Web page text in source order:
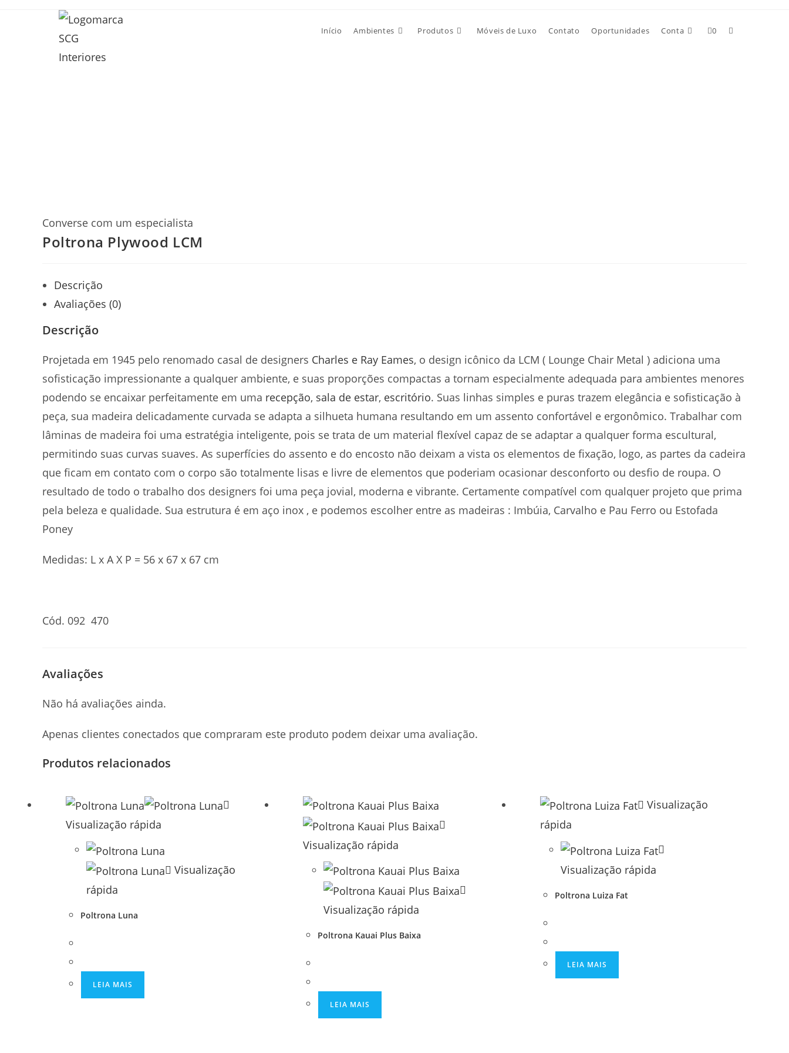
Início Ambientes Produtos Móveis de Luxo Contato Oportunidades Conta 0
Converse com um especialista
Poltrona Plywood LCM
Descrição
Avaliações (0)
Descrição
Projetada em 1945 pelo renomado casal de designers Charles e Ray Eames, o design icônico da LCM ( Lounge Chair Metal ) adiciona uma
sofisticação impressionante a qualquer ambiente, e suas proporções compactas a tornam especialmente adequada para ambientes menores
podendo se encaixar perfeitamente em uma recepção, sala de estar, escritório. Suas linhas simples e puras trazem elegância e sofisticação à
peça, sua madeira delicadamente curvada se adapta a silhueta humana resultando em um assento confortável e ergonômico. Trabalhar com
lâminas de madeira foi uma estratégia inteligente, pois se trata de um material flexível capaz de se adaptar a qualquer forma escultural,
permitindo suas curvas suaves. As superfícies do assento e do encosto não deixam a vista os elementos de fixação, logo, as partes da cadeira
que ficam em contato com o corpo são totalmente lisas e livre de elementos que poderiam ocasionar desconforto ou desfio de roupa. O
resultado de todo o trabalho dos designers foi uma peça jovial, moderna e vibrante. Certamente compatível com qualquer projeto que prima
pela beleza e qualidade. Sua estrutura é em aço inox , e podemos escolher entre as madeiras : Imbúia, Carvalho e Pau Ferro ou Estofada
Poney
Medidas: L x A X P = 56 x 67 x 67 cm
Cód. 092 470
Avaliações
Não há avaliações ainda.
Apenas clientes conectados que compraram este produto podem deixar uma avaliação.
Produtos relacionados
Visualização rápida
Visualização
rápida
Poltrona Luna
LEIA MAIS
Visualização rápida
Visualização rápida
Poltrona Kauai Plus Baixa
LEIA MAIS
Visualização
rápida
Visualização rápida
Poltrona Luiza Fat
LEIA MAIS